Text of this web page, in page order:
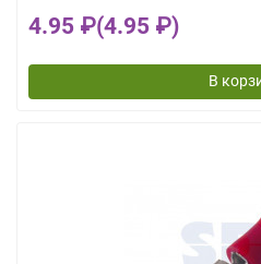
4.95 ₽(4.95 ₽)
В